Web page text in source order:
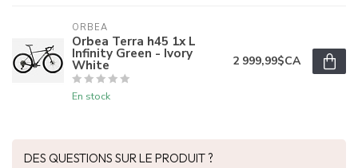
ORBEA
Orbea Terra h45 1x L
Infinity Green - Ivory
White
En stock
2 999,99$CA
DES QUESTIONS SUR LE PRODUIT ?